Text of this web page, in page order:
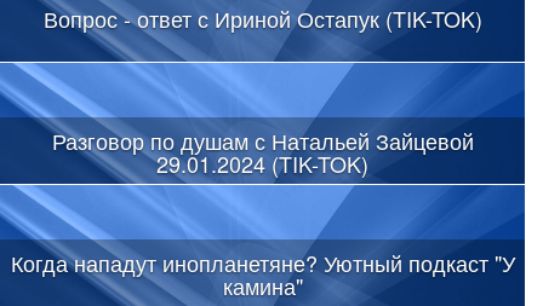
Вопрос - ответ с Ириной Остапук (TIK-TOK)
Разговор по душам с Натальей Зайцевой
29.01.2024 (TIK-TOK)
Когда нападут инопланетяне? Уютный подкаст "У
камина"